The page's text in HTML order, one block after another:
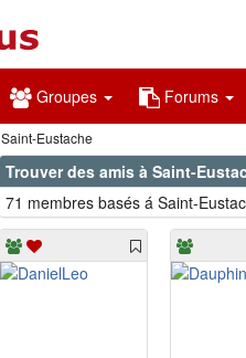
Groupes Forums
Saint-Eustache
Trouver des amis à Saint-
71 membres basés á Saint-